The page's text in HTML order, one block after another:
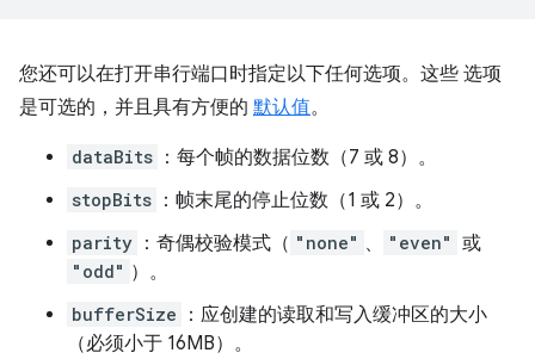
您还可以在打开串行端口时指定以下任何选项。这些 选项
是可选的，并且具有方便的 默认值。
dataBits ：每个帧的数据位数（7 或 8）。
stopBits ：帧末尾的停止位数（1 或 2）。
parity ：奇偶校验模式（ "none" 、 "even" 或
"odd" ）。
bufferSize
：应创建的读取和写入缓冲区的大小
（必须小于 16MB）。